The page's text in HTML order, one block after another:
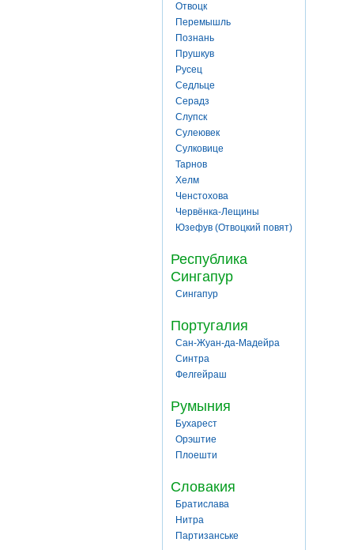
Отвоцк
Перемышль
Познань
Прушкув
Русец
Седльце
Серадз
Слупск
Сулеювек
Сулковице
Тарнов
Хелм
Ченстохова
Червёнка-Лещины
Юзефув (Отвоцкий повят)
Республика
Сингапур
Сингапур
Португалия
Сан-Жуан-да-Мадейра
Синтра
Фелгейраш
Румыния
Бухарест
Орэштие
Плоешти
Словакия
Братислава
Нитра
Партизанське